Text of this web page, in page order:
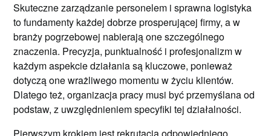
Skuteczne zarządzanie personelem i sprawna logistyka
to fundamenty każdej dobrze prosperującej firmy, a w
branży pogrzebowej nabierają one szczególnego
znaczenia. Precyzja, punktualność i profesjonalizm w
każdym aspekcie działania są kluczowe, ponieważ
dotyczą one wrażliwego momentu w życiu klientów.
Dlatego też, organizacja pracy musi być przemyślana od
podstaw, z uwzględnieniem specyfiki tej działalności.